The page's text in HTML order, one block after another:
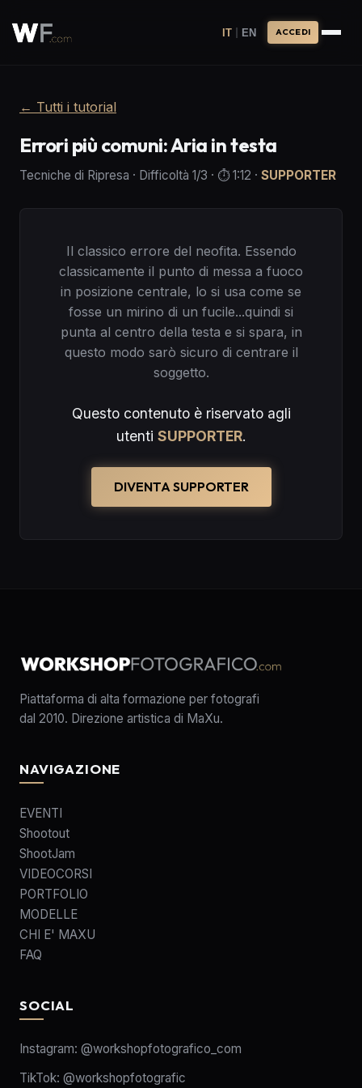
IT | EN ACCEDI
← Tutti i tutorial
Errori più comuni: Aria in testa
Tecniche di Ripresa · Difficoltà 1/3 · ⏱️1:12 · SUPPORTER
Il classico errore del neofita. Essendo
classicamente il punto di messa a fuoco
in posizione centrale, lo si usa come se
fosse un mirino di un fucile...quindi si
punta al centro della testa e si spara, in
questo modo sarò sicuro di centrare il
soggetto.
Questo contenuto è riservato agli
utenti SUPPORTER.
DIVENTA SUPPORTER
Piattaforma di alta formazione per fotografi
dal 2010. Direzione artistica di MaXu.
NAVIGAZIONE
EVENTI
Shootout
ShootJam
VIDEOCORSI
PORTFOLIO
MODELLE
CHI E' MAXU
FAQ
SOCIAL
Instagram: @workshopfotografico_com
TikTok: @workshopfotografic